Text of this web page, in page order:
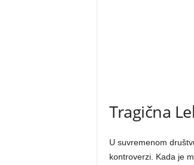
Tragična
U suvremenom
kontroverzi. Kada je